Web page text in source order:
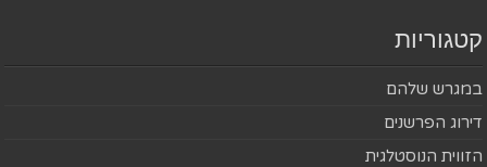
קטגוריות
במגרש שלהם
דירוג הפרשנים
הזווית הנוסטלגית